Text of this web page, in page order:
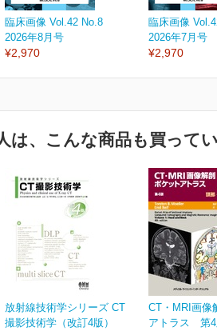
臨床画像 Vol.42 No.8
2026年8月号
¥2,970
臨床画像
2026年7月号
¥2,970
は、こんな商品も買ってい
放射線技術学シリーズ CT
撮影技術学（改訂4版）
CT・MRI画像
アトラス 第